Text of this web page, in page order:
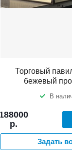
Торговый
бежевый
В
188000
р.
Задать